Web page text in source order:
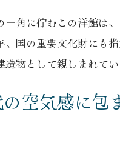
角に佇むこの洋館は、
、国の重要文化財にも指
造物として親しまれてい
空気感に包